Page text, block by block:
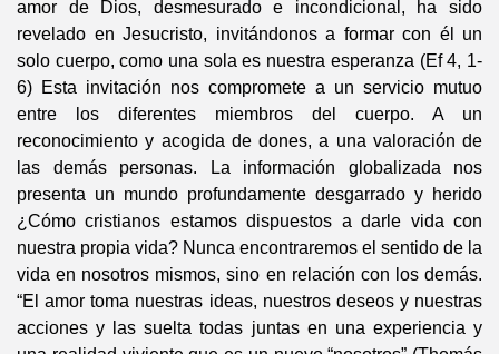
amor de Dios, desmesurado e incondicional, ha sido
revelado en Jesucristo, invitándonos a formar con él un
solo cuerpo, como una sola es nuestra esperanza (Ef 4, 1-
6) Esta invitación nos compromete a un servicio mutuo
entre los diferentes miembros del cuerpo. A un
reconocimiento y acogida de dones, a una valoración de
las demás personas. La información globalizada nos
presenta un mundo profundamente desgarrado y herido
¿Cómo cristianos estamos dispuestos a darle vida con
nuestra propia vida? Nunca encontraremos el sentido de la
vida en nosotros mismos, sino en relación con los demás.
“El amor toma nuestras ideas, nuestros deseos y nuestras
acciones y las suelta todas juntas en una experiencia y